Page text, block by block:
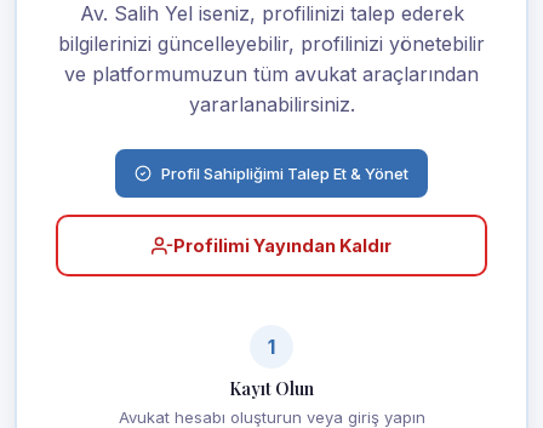
Av. Salih Yel iseniz, profilinizi talep ederek
bilgilerinizi güncelleyebilir, profilinizi yönetebilir
ve platformumuzun tüm avukat araçlarından
yararlanabilirsiniz.
Profil Sahipliğimi Talep Et & Yönet
Profilimi Yayından Kaldır
1
Kayıt Olun
Avukat hesabı oluşturun veya giriş yapın